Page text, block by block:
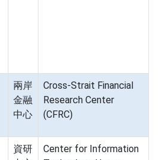
兩岸
金融
中心
Cross-Strait Financial
Research Center
(CFRC)
資研
Center for Information